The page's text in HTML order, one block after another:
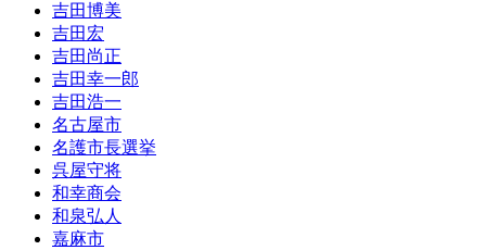
吉田博美
吉田宏
吉田尚正
吉田幸一郎
吉田浩一
名古屋市
名護市長選挙
呉屋守将
和幸商会
和泉弘人
嘉麻市